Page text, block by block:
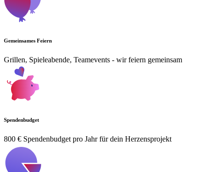
Gemeinsames Feiern
Grillen, Spieleabende, Teamevents - wir feiern gemeinsam
Spendenbudget
800 € Spendenbudget pro Jahr für dein Herzensprojekt